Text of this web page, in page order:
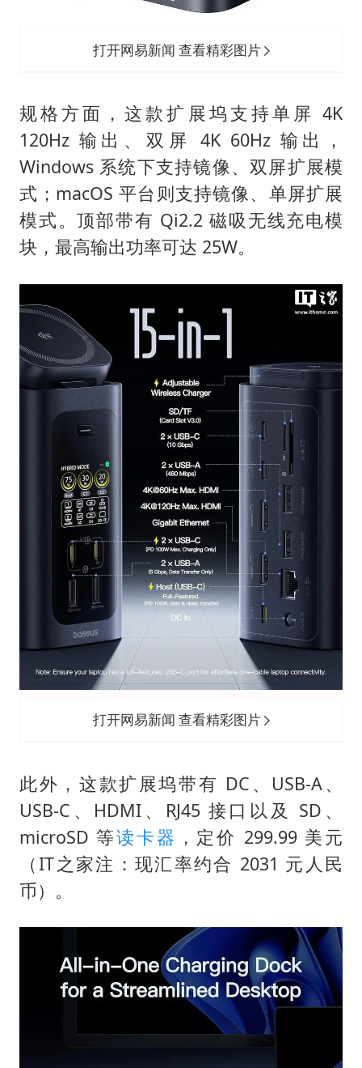
打开网易新闻 查看精彩图片
规格方面，这款扩展坞支持单屏 4K
120Hz 输出、双屏 4K 60Hz 输出，
Windows 系统下支持镜像、双屏扩展模
式；macOS 平台则支持镜像、单屏扩展
模式。顶部带有 Qi2.2 磁吸无线充电模
块，最高输出功率可达 25W。
打开网易新闻 查看精彩图片
此外，这款扩展坞带有 DC、USB-A、
USB-C、HDMI、RJ45 接口以及 SD、
microSD 等读卡器 ，定价 299.99 美元
（IT之家注：现汇率约合 2031 元人民
币）。